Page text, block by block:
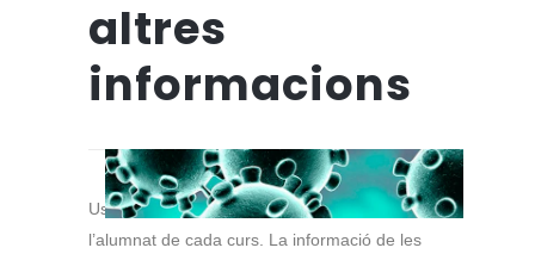
altres
informacions
Us fem arribar les tasques setmanals per a
l’alumnat de cada curs. La informació de les